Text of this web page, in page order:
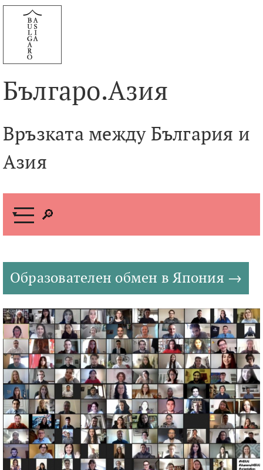
Към
съдържанието
Българо.Азия
Връзката между България и
Азия
М
н
Oбразователен обмен в Япония